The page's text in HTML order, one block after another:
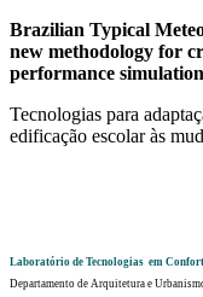
Brazilian Typical
new methodology for
performance simulation
Tecnologias para
edificação escolar às
Laboratório de Tecnologias em
Departamento de Arquitetura e